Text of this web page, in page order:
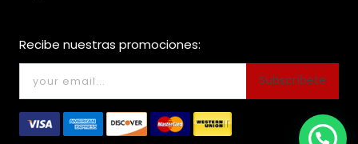
Recibe nuestras promociones:
Subscríbete